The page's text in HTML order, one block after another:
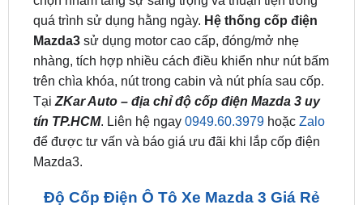
nhàng, tích hợp nhiều cách điều khiển như nút bấm
trên chìa khóa, nút trong cabin và nút phía sau cốp.
TạiZKar Auto – địa chỉ độ cốp điện Mazda 3 uy
tín TP.HCM. Liên hệ ngay0949.60.3979hoặc Zalo
để được tư vấn và báo giá ưu đãi khi lắp cốp điện
Mazda3.
Độ Cốp Điện Ô Tô Xe Mazda 3 Giá Rẻ